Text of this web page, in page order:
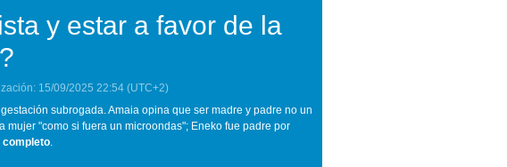
y estar a favor de la
15/09/2025 22:54 (UTC+2)
subrogada. Amaia opina que ser madre y padre no un
"como si fuera un microondas"; Eneko fue padre por
completo.